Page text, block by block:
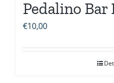
Pedalino Bar
€10,00